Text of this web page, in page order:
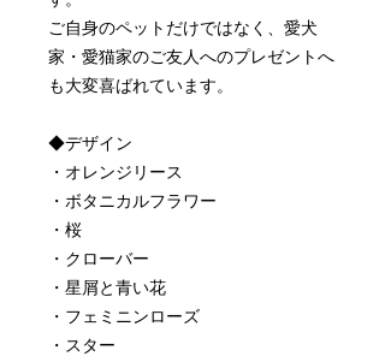
ご自身のペットだけではなく、愛犬
家・愛猫家のご友人へのプレゼントへ
も大変喜ばれています。
◆デザイン
・オレンジリース
・ボタニカルフラワー
・桜
・クローバー
・星屑と青い花
・フェミニンローズ
・スター